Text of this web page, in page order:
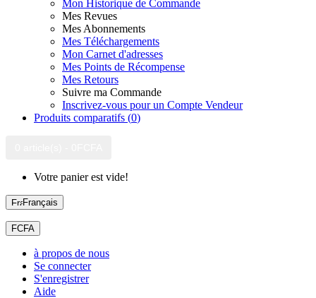
Mon Historique de Commande
Mes Revues
Mes Abonnements
Mes Téléchargements
Mon Carnet d'adresses
Mes Points de Récompense
Mes Retours
Suivre ma Commande
Inscrivez-vous pour un Compte Vendeur
Produits comparatifs (0)
Votre panier est vide!
Français
FCFA
à propos de nous
Se connecter
S'enregistrer
Aide